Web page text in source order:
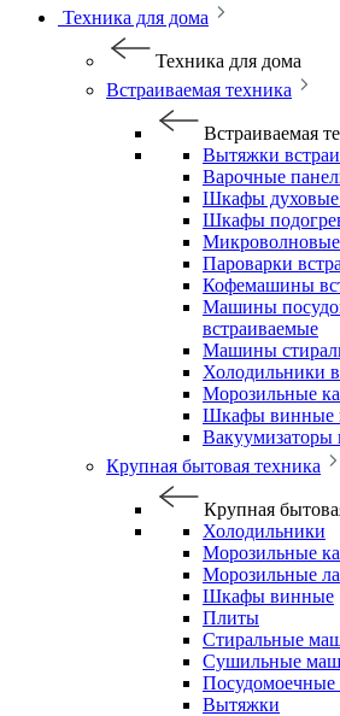
Техника для дома
Техника для дома
Встраиваемая техника
Встраиваемая
Вытяжки
Варочные
Шкафы духовые
Шкафы
Микроволновые
Пароварки
Кофемашины
Машины
встраиваемые
Машины
Холодильники
Морозильные
Шкафы винные
Вакуумизаторы
Крупная бытовая техника
Крупная
Холодильники
Морозильные
Морозильные
Шкафы винные
Плиты
Стиральные
Сушильные
Вытяжки